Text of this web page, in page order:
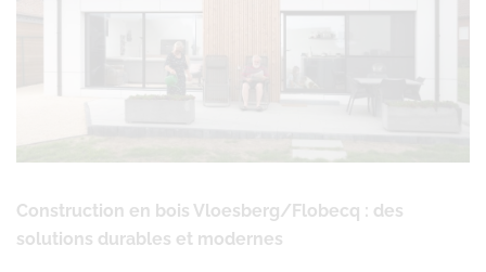
Construction en bois Vloesberg/Flobecq : des
solutions durables et modernes